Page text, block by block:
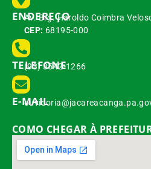
ENDEREÇO
Av. Brg. Haroldo Coimbra
CEP: 68195-000
TELEFONE
(93) 3542-1266
E-MAIL
COMO CHEGAR À